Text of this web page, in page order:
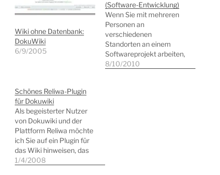
Wiki ohne Datenbank:
DokuWiki
6/9/2005
(Software-Entwicklung)
Wenn Sie mit mehreren
Personen an
verschiedenen
Standorten an einem
Softwareprojekt arbeiten,
stellt sich recht schnell
8/10/2010
Schönes Reliwa-Plugin
für Dokuwiki
Als begeisterter Nutzer
von Dokuwiki und der
Plattform Reliwa möchte
ich Sie auf ein Plugin für
das Wiki hinweisen, das
es ermöglicht, die Reliwa-
1/4/2008